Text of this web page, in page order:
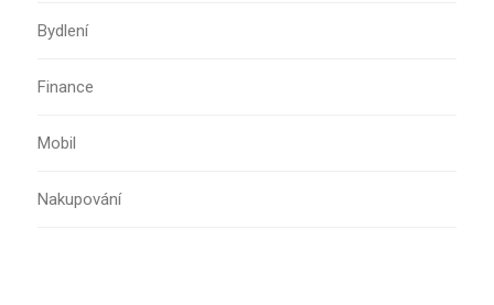
Bydlení
Finance
Mobil
Nakupování